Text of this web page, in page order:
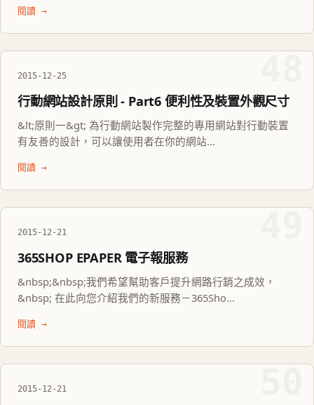
閱讀 →
2015-12-25
行動網站設計原則 - Part6 便利性及裝置外觀尺寸
&lt;原則一&gt; 為行動網站製作完整的專用網站對行動裝置
有友善的設計，可以讓使用者在你的網站...
閱讀 →
2015-12-21
365SHOP EPAPER 電子報服務
&nbsp;&nbsp;我們希望幫助客戶提升網路行銷之成效，
&nbsp; 在此向您介紹我們的新服務－365Sho...
閱讀 →
2015-12-21